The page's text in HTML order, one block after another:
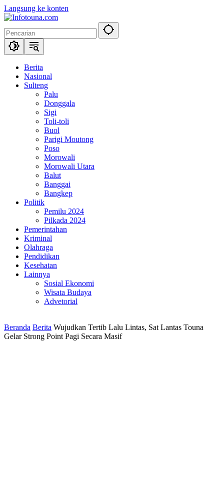
Langsung ke konten
Berita
Nasional
Sulteng
Palu
Donggala
Sigi
Toli-toli
Buol
Parigi Moutong
Poso
Morowali
Morowali Utara
Balut
Banggai
Bangkep
Politik
Pemilu 2024
Pilkada 2024
Pemerintahan
Kriminal
Olahraga
Pendidikan
Kesehatan
Lainnya
Sosial Ekonomi
Wisata Budaya
Advetorial
Beranda Berita Wujudkan Tertib Lalu Lintas, Sat Lantas Touna
Gelar Strong Point Pagi Secara Masif